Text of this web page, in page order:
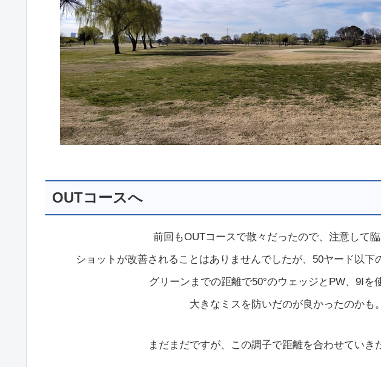
OUTコースへ
前回もOUTコースで散々だったので、注意して臨
ショットが改善されることはありませんでしたが、50ヤード以下
グリーンまでの距離で50°のウェッジとPW、9Iを
大きなミスを防いだのが良かったのかも。
まだまだですが、この調子で距離を合わせていき